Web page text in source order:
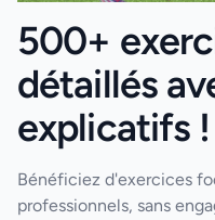
500+
détaillés
explicatifs !
Bénéficiez d'exercices
professionnels, sans